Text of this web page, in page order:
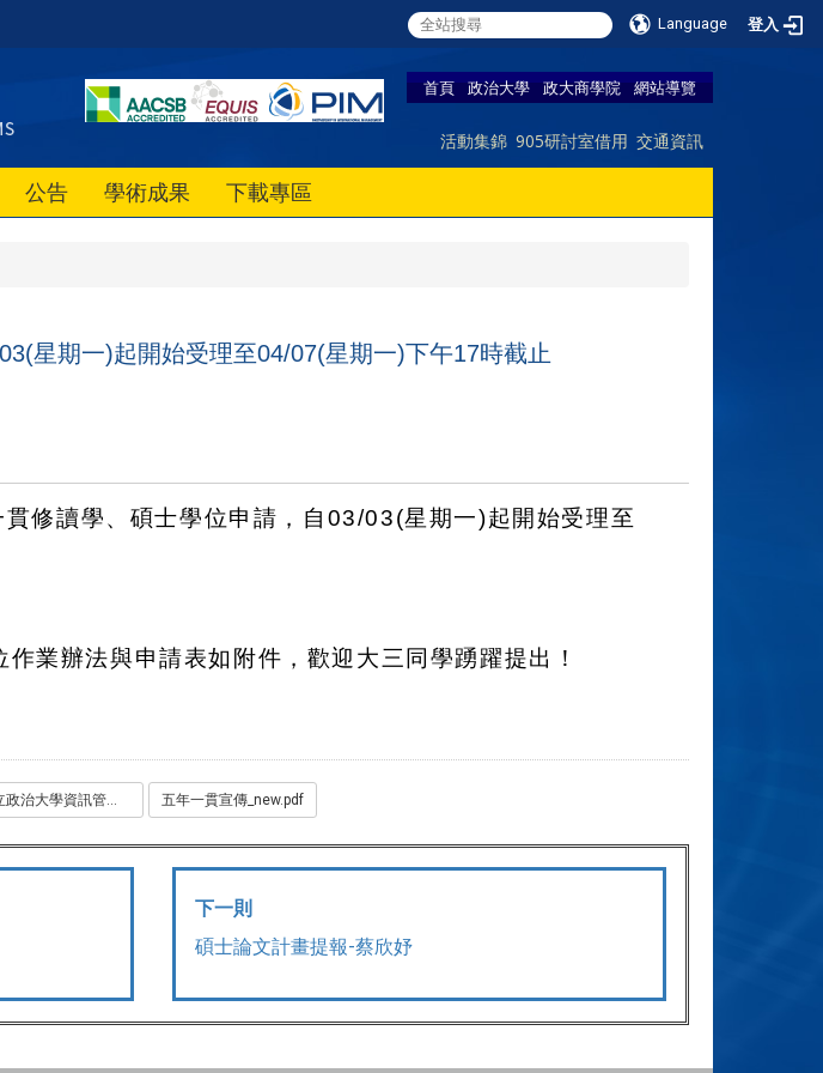
Language 登入
首頁 政治大學 政大商學院 網站導覽
活動集錦 905研討室借用 交通資訊
公告 學術成果 下載專區
星期一)起開始受理至04/07(星期一)下午17時截止
修讀學、碩士學位申請，自03/03(星期一)起開始受理至
業辦法與申請表如附件，歡迎大三同學踴躍提出！
國立政治大學資訊管理學系學士班五年一貫修讀學_碩士學位作業辦法.pdf 五年一貫宣傳_new.pdf
下一則
碩士論文計畫提報-蔡欣妤